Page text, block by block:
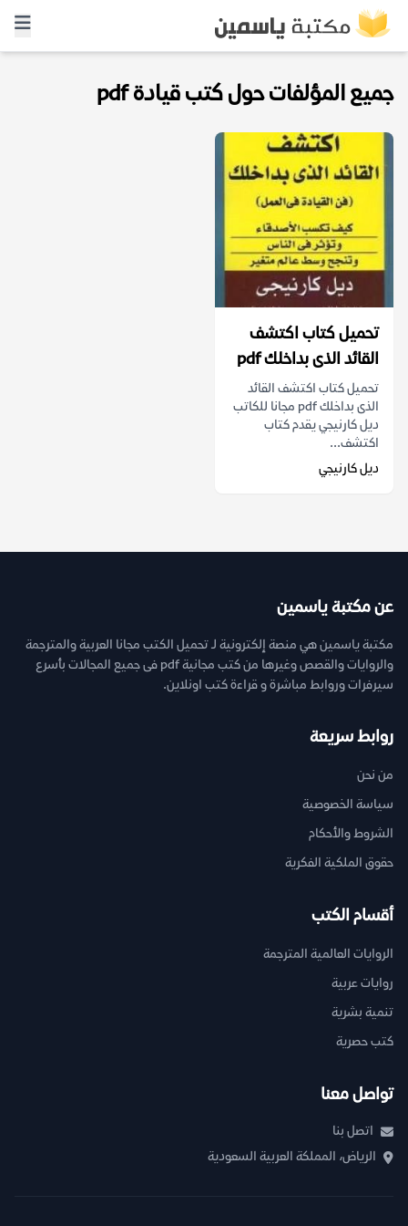
جميع المؤلفات حول كتب قيادة pdf
تحميل كتاب اكتشف
القائد الذى بداخلك pdf
تحميل كتاب اكتشف القائد
الذى بداخلك pdf مجانا للكاتب
ديل كارنيجي يقدم كتاب
اكتشف...
ديل كارنيجي
عن مكتبة ياسمين
مكتبة ياسمين هي منصة إلكترونية لـ تحميل الكتب مجانا العربية والمترجمة
والروايات والقصص وغيرها من كتب مجانية pdf فى جميع المجالات بأسرع
سيرفرات وروابط مباشرة و قراءة كتب اونلاين.
روابط سريعة
من نحن
سياسة الخصوصية
الشروط والأحكام
حقوق الملكية الفكرية
أقسام الكتب
الروايات العالمية المترجمة
روايات عربية
تنمية بشرية
كتب حصرية
تواصل معنا
اتصل بنا
الرياض، المملكة العربية السعودية